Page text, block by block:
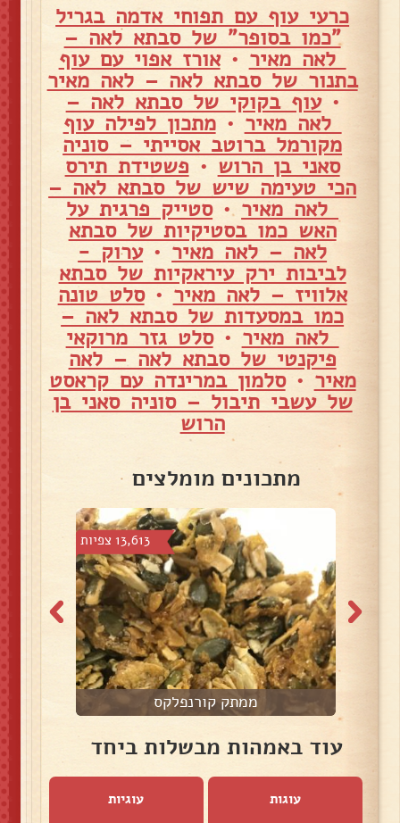
כרעי עוף עם תפוחי אדמה בגריל
"כמו בסופר" של סבתא לאה –
לאה מאיר •אורז אפוי עם עוף
בתנור של סבתא לאה – לאה מאיר
•עוף בקוקי של סבתא לאה –
לאה מאיר •מתכון לפילה עוף
מקורמל ברוטב אסייתי – סוניה
סאני בן הרוש • פשטידת תירס
הכי טעימה שיש של סבתא לאה –
לאה מאיר •סטייק פרגית על
האש כמו בסטיקיות של סבתא
לאה – לאה מאיר •ערוק -
לביבות ירק עיראקיות של סבתא
אלוויז – לאה מאיר •סלט טונה
כמו במסעדות של סבתא לאה –
לאה מאיר •סלט גזר מרוקאי
פיקנטי של סבתא לאה – לאה
מאיר •סלמון במרינדה עם קראסט
של עשבי תיבול – סוניה סאני בן
הרוש
מתכונים מומלצים
13,613 צפיות
ממתק קורנפלקס
עוד באמהות מבשלות ביחד
עוגות עוגיות